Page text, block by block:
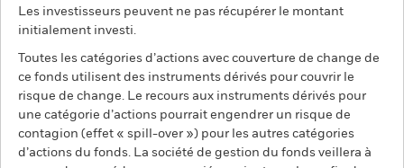
Les investisseurs peuvent ne pas récupérer le montant
initialement investi.
Toutes les catégories d’actions avec couverture de change de
ce fonds utilisent des instruments dérivés pour couvrir le
risque de change. Le recours aux instruments dérivés pour
une catégorie d’actions pourrait engendrer un risque de
contagion (effet « spill-over ») pour les autres catégories
d’actions du fonds. La société de gestion du fonds veillera à